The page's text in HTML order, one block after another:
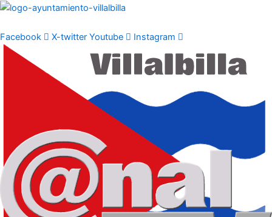
Ir
contenido
Facebook X-twitter Youtube Instagram